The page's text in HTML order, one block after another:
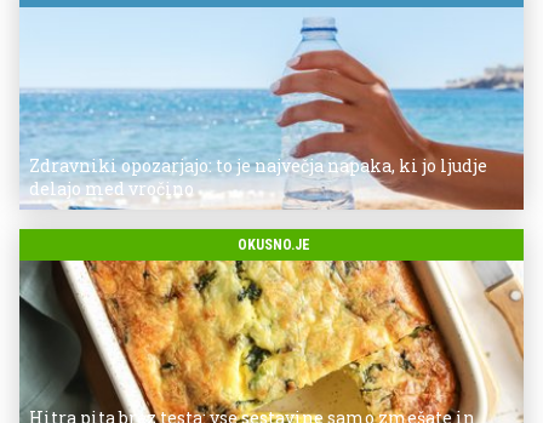
Zdravniki opozarjajo: to je največja napaka, ki jo ljudje
delajo med vročino
OKUSNO.JE
Hitra pita brez testa: vse sestavine samo zmešate in